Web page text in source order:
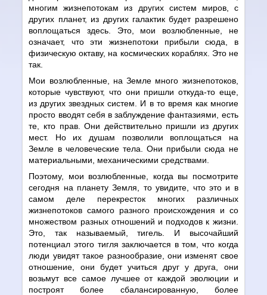
многим жизнепотокам из других систем миров, с
других планет, из других галактик будет разрешено
воплощаться здесь. Это, мои возлюбленные, не
означает, что эти жизнепотоки прибыли сюда, в
физическую октаву, на космических кораблях. Это не
так.
Мои возлюбленные, на Земле много жизнепотоков,
которые чувствуют, что они пришли откуда-то еще,
из других звездных систем. И в то время как многие
просто вводят себя в заблуждение фантазиями, есть
те, кто прав. Они действительно пришли из других
мест. Но их душам позволили воплощаться на
Земле в человеческие тела. Они прибыли сюда не
материальными, механическими средствами.
Поэтому, мои возлюбленные, когда вы посмотрите
сегодня на планету Земля, то увидите, что это и в
самом деле перекресток многих различных
жизнепотоков самого разного происхождения и со
множеством разных отношений и подходов к жизни.
Это, так называемый, тигель. И высочайший
потенциал этого тигля заключается в том, что когда
люди увидят такое разнообразие, они изменят свое
отношение, они будет учиться друг у друга, они
возьмут все самое лучшее от каждой эволюции и
построят более сбалансированную, более